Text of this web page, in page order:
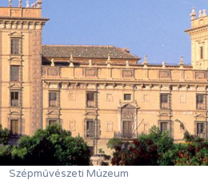
Szépművészeti Múzeum